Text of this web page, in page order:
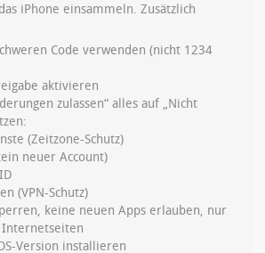
iPhone einsammeln. Zusätzlich
Code verwenden (nicht 1234
aktivieren
zulassen“ alles auf „Nicht
(Zeitzone-Schutz)
neuer Account)
(VPN-Schutz)
keine neuen Apps erlauben, nur
Version installieren